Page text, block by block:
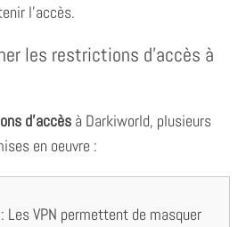
l’accès.
les restrictions d’accès à
d’accèsà Darkiworld, plusieurs
en oeuvre :
Les VPN permettent de masquer